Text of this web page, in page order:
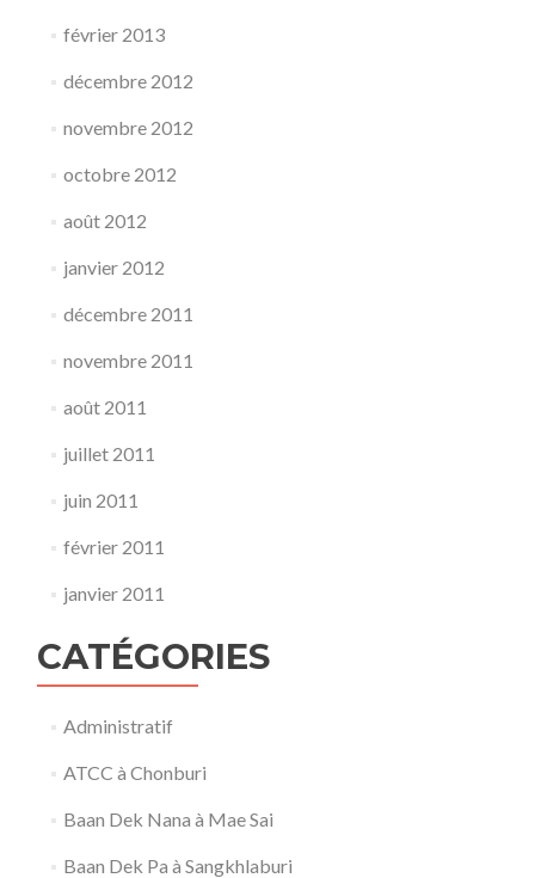
février 2013
décembre 2012
novembre 2012
octobre 2012
août 2012
janvier 2012
décembre 2011
novembre 2011
août 2011
juillet 2011
juin 2011
février 2011
janvier 2011
CATÉGORIES
Administratif
ATCC à Chonburi
Baan Dek Nana à Mae Sai
Baan Dek Pa à Sangkhlaburi